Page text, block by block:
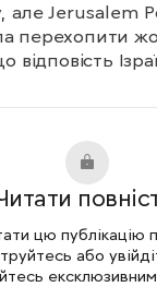
але Jerusalem
перехопити
відповість
цю публікацію
або